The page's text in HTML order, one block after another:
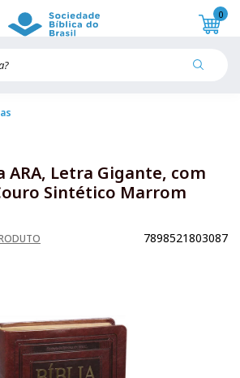
0
ARA, Letra Gigante, com
Sintético Marrom
7898521803087